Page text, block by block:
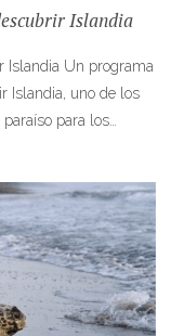
Islandia
Islandia Un programa
Islandia, uno de los
para los…